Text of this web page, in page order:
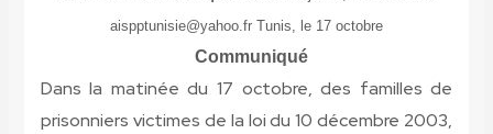
aispptunisie@yahoo.fr Tunis, le 17 octobre
Communiqué
Dans la matinée du 17 octobre, des familles de
prisonniers victimes de la loi du 10 décembre 2003,